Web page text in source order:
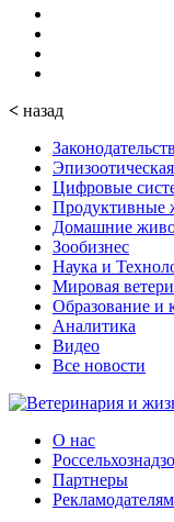
< назад
Цифровые
Продуктивные
Домашние
Зообизнес
Наука и
Мировая
Образование и
Аналитика
Видео
Все новости
О нас
Партнеры
Рекламодателям